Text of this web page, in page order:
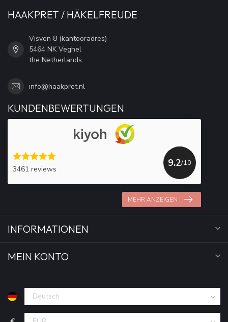
HAAKPRET / HÄKELFREUDE
Visven 8 (kantooradres)
5464 NK Veghel
the Netherlands
info@haakpret.nl
KUNDENBEWERTUNGEN
3461 reviews
9.2/10
MEHR ANZEIGEN
INFORMATIONEN
MEIN KONTO